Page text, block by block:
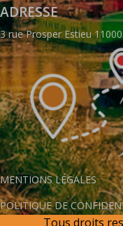
ADRESSE
3 rue Prosper Estieu
MENTIONS LÉGALES
POLITIQUE DE
Tous droits